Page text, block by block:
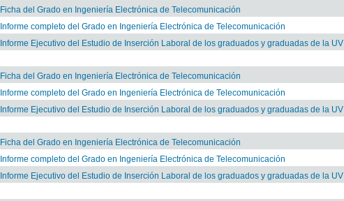
Ficha del Grado en Ingeniería Electrónica de Telecomunicación
Informe completo del Grado en Ingeniería Electrónica de Telecomunicación
Informe Ejecutivo del Estudio de Inserción Laboral de los graduados y graduadas de la UV
Ficha del Grado en Ingeniería Electrónica de Telecomunicación
Informe completo del Grado en Ingeniería Electrónica de Telecomunicación
Informe Ejecutivo del Estudio de Inserción Laboral de los graduados y graduadas de la UV
Ficha del Grado en Ingeniería Electrónica de Telecomunicación
Informe completo del Grado en Ingeniería Electrónica de Telecomunicación
Informe Ejecutivo del Estudio de Inserción Laboral de los graduados y graduadas de la UV